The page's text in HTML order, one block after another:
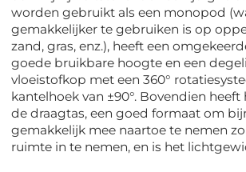
worden gebruikt als een monopod
gemakkelijker te gebruiken is op
zand, gras, enz.), heeft een
goede bruikbare hoogte en een
vloeistofkop met een 360°
kantelhoek van ±90°. Bovendien heeft
de draagtas, een goed formaat om
gemakkelijk mee naartoe te nemen
ruimte in te nemen, en is het